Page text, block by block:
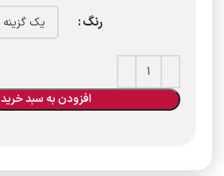
رنگ
افزودن به سبد خرید